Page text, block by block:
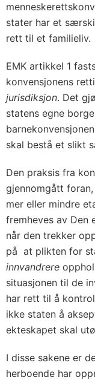
stater har et
rett til et familieliv.
EMK artikkel 1
konvensjonens
jurisdiksjon. Det
statens egne
skal bestå et slikt
Den praksis fra
gjennomgått
mer eller mindre
fremheves av Den
når den trekker
på at plikten for
innvandrere
situasjonen til de
har rett til å
ikke staten å
ekteskapet skal
I disse sakene er
herboende har